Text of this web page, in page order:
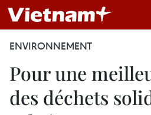
ENVIRONNEMENT
Pour une
des déchets